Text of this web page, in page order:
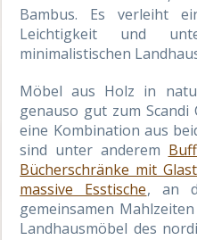
Bambus. Es verleiht
Leichtigkeit und
minimalistischen
Möbel aus Holz in
genauso gut zum
eine Kombination aus
sind unter anderem
Bücherschränke mit
massive Esstische, an
gemeinsamen
Landhausmöbel des